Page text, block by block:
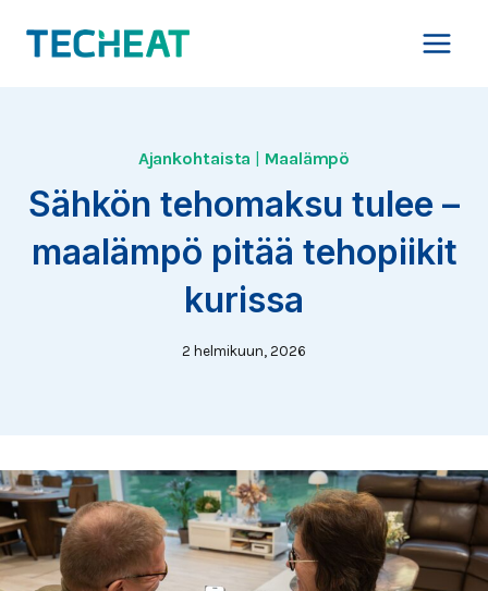
sisältöön
Ajankohtaista Maalämpö
Sähkön tehomaksu tulee –
maalämpö pitää tehopiikit
kurissa
2 helmikuun, 2026